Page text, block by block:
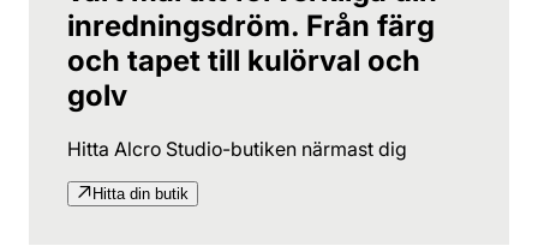
inredningsdröm. Från färg
och tapet till kulörval och
golv
Hitta Alcro Studio-butiken närmast dig
Hitta din butik